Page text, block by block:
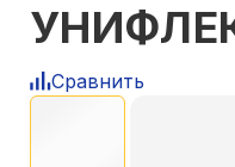
Сравнить